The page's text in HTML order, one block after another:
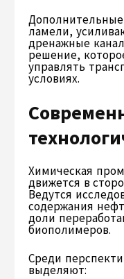
ламели,
дренажные
решение,
управлять
условиях.
Химическая
движется в
Ведутся
содержания
доли
биополимеров.
Среди
выделяют: